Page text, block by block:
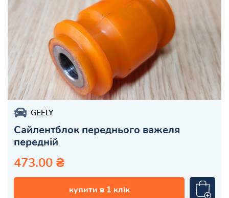
GEELY
Сайлентблок переднього важеля
передній
473.00 ₴
купити в 1 клік